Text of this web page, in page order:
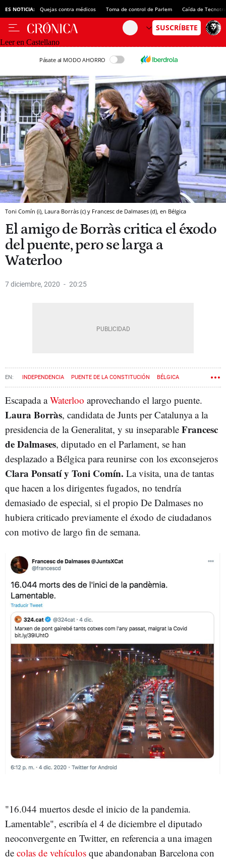
ES NOTICIA: Quejas contra médicos Toma de control de Parlem Caída de
Leer en Castellano
Pásate al MODO AHORRO
Toni Comín (i), Laura Borràs (c) y Francesc de Dalmases (d), en Bélgica
El amigo de Borràs critica el éxodo
del puente, pero se larga a
Waterloo
7 diciembre, 2020 20:25
INDEPENDENCIA PUENTE DE LA CONSTITUCIÓN BÉLGICA
Escapada aWaterloo aprovechando el largo puente.
Laura Borràs, candidata de Junts per Catalunya a la
presidencia de la Generalitat, y su inseparable Francesc
de Dalmases, diputado en el Parlament, se han
desplazado a Bélgica para reunirse con los exconsejeros
Clara Ponsatí y Toni Comín. La visita, una de tantas
que hacen a los dirigentes fugados, no tendría
demasiado de especial, si el propio De Dalmases no
hubiera criticado previamente el éxodo de ciudadanos
con motivo de largo fin de semana.
"16.044 muertos desde el inicio de la pandemia.
Lamentable", escribía el 4 de diciembre el diputado
neoconvergente en Twitter, en referencia a una imagen
de colas de vehículos que abandonaban Barcelona con